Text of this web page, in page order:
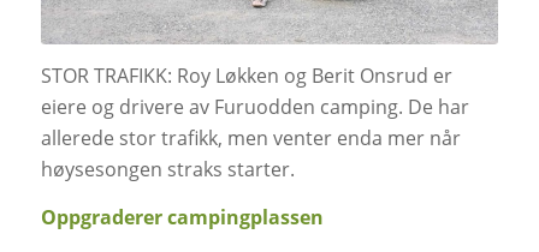
STOR TRAFIKK: Roy Løkken og Berit Onsrud er
eiere og drivere av Furuodden camping. De har
allerede stor trafikk, men venter enda mer når
høysesongen straks starter.
Oppgraderer campingplassen